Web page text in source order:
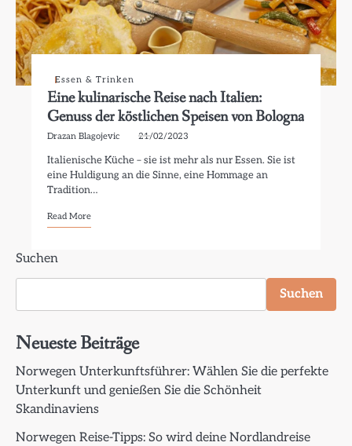
Essen & Trinken
Eine kulinarische Reise nach Italien:
Genuss der köstlichen Speisen von Bologna
Drazan Blagojevic 21/02/2023
Italienische Küche – sie ist mehr als nur Essen. Sie ist
eine Huldigung an die Sinne, eine Hommage an
Tradition…
Read More
Suchen
Suchen
Neueste Beiträge
Norwegen Unterkunftsführer: Wählen Sie die perfekte
Unterkunft und genießen Sie die Schönheit
Skandinaviens
Norwegen Reise-Tipps: So wird deine Nordlandreise